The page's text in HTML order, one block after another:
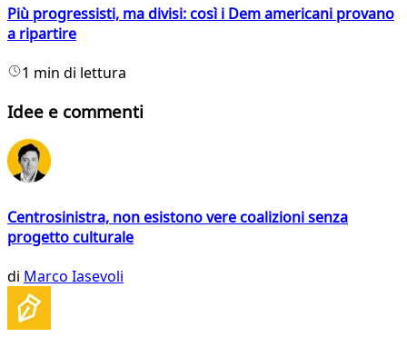
Più progressisti, ma divisi: così i Dem americani provano
a ripartire
1 min di lettura
Idee e commenti
Centrosinistra, non esistono vere coalizioni senza
progetto culturale
di Marco Iasevoli